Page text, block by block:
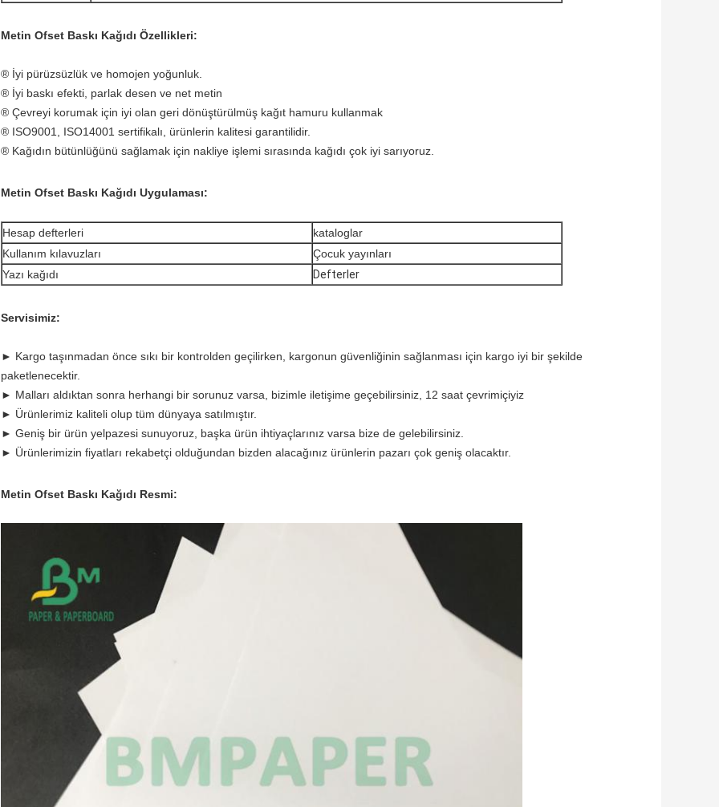
Metin Ofset Baskı Kağıdı Özellikleri:
® İyi pürüzsüzlük ve homojen yoğunluk.
® İyi baskı efekti, parlak desen ve net metin
® Çevreyi korumak için iyi olan geri dönüştürülmüş kağıt hamuru kullanmak
® ISO9001, ISO14001 sertifikalı, ürünlerin kalitesi garantilidir.
® Kağıdın bütünlüğünü sağlamak için nakliye işlemi sırasında kağıdı çok iyi sarıyoruz.
Metin Ofset Baskı Kağıdı Uygulaması:
Hesap defterleri
kataloglar
Kullanım kılavuzları
Çocuk yayınları
Yazı kağıdı
Defterler
Servisimiz:
► Kargo taşınmadan önce sıkı bir kontrolden geçilirken, kargonun güvenliğinin sağlanması için kargo iyi bir şekilde
paketlenecektir.
► Malları aldıktan sonra herhangi bir sorunuz varsa, bizimle iletişime geçebilirsiniz, 12 saat çevrimiçiyiz
► Ürünlerimiz kaliteli olup tüm dünyaya satılmıştır.
► Geniş bir ürün yelpazesi sunuyoruz, başka ürün ihtiyaçlarınız varsa bize de gelebilirsiniz.
► Ürünlerimizin fiyatları rekabetçi olduğundan bizden alacağınız ürünlerin pazarı çok geniş olacaktır.
Metin Ofset Baskı Kağıdı Resmi: